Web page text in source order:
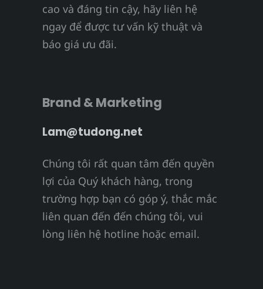
cao và đáng tin cậy, hãy liên hệ
ngay để được tư vấn kỹ thuật và
báo giá ưu đãi.
Brand & Marketing
Lam@tudong.net
Chúng tôi rất quan tâm đến quyền
lợi của Quý khách hàng, trong
trường hợp bạn có góp ý, thắc mắc
liên quan đến đến chúng tôi, vui
lòng liên hệ hotline hoặc email.